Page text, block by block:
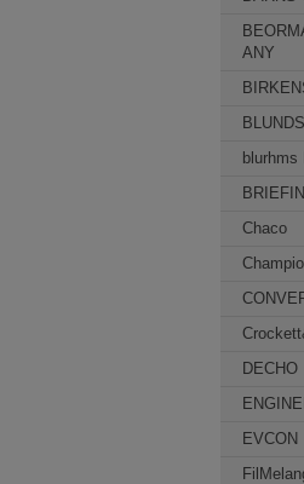
ANY
blurhms
Chaco
DECHO
EVCON